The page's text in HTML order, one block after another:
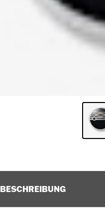
BESCHREIBUNG